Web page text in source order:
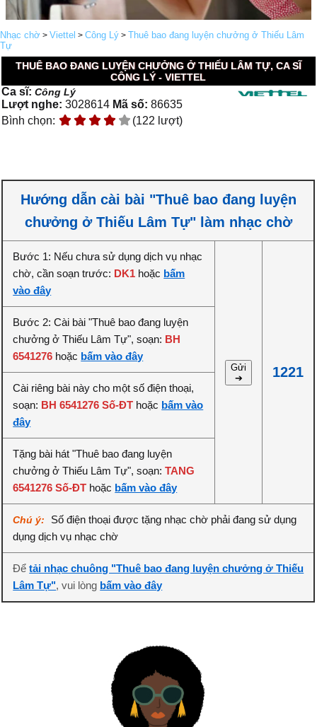
Nhạc chờ > Viettel > Công Lý > Thuê bao đang luyện chưởng ở Thiếu Lâm
Tự
THUÊ BAO ĐANG LUYỆN CHƯỞNG Ở THIẾU LÂM TỰ, CA SĨ
CÔNG LÝ - VIETTEL
Ca sĩ:Công Lý
Lượt nghe: 3028614 Mã số: 86635
Bình chọn:
(122 lượt)
Hướng dẫn cài bài "Thuê bao đang luyện
chưởng ở Thiếu Lâm Tự" làm nhạc chờ
Bước 1: Nếu chưa sử dụng dịch vụ nhạc
chờ, cần soạn trước: DK1 hoặc bấm
vào đây
Gửi
➔
1221
Bước 2: Cài bài "Thuê bao đang luyện
chưởng ở Thiếu Lâm Tự", soạn: BH
6541276 hoặc bấm vào đây
Cài riêng bài này cho một số điện thoại,
soạn: BH 6541276 Số-ĐT hoặc bấm vào
đây
Tặng bài hát "Thuê bao đang luyện
chưởng ở Thiếu Lâm Tự", soạn:TANG
6541276 Số-ĐT hoặc bấm vào đây
Chú ý:
Số điện thoại được tặng nhạc chờ phải đang sử dụng
dụng dịch vụ nhạc chờ
Đểtải nhạc chuông "Thuê bao đang luyện chưởng ở Thiếu
Lâm Tự", vui lòng bấm vào đây